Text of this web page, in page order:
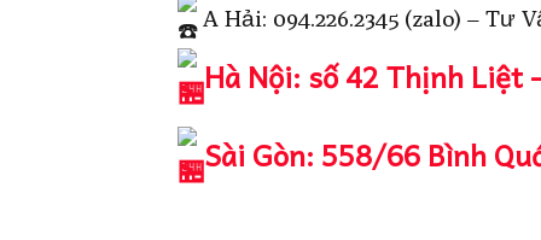
A Hải: 094.226.2345 (zalo) – Tư
Hà Nội: số 42 Thịnh Liệt
Sài Gòn: 558/66 Bình